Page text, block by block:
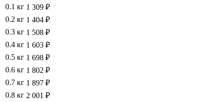
0.1 кг 1 309 ₽
0.2 кг 1 404 ₽
0.3 кг 1 508 ₽
0.4 кг 1 603 ₽
0.5 кг 1 698 ₽
0.6 кг 1 802 ₽
0.7 кг 1 897 ₽
0.8 кг 2 001 ₽